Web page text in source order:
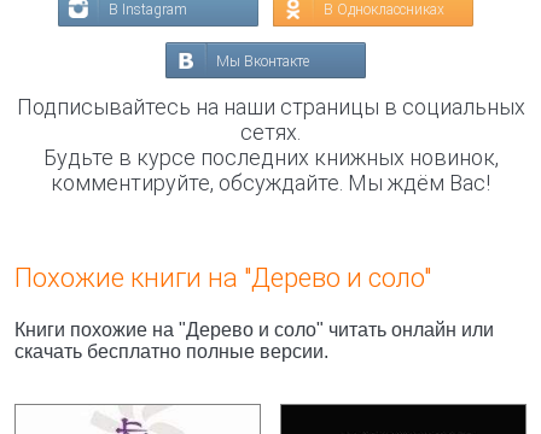
В Instagram В Одноклассниках
Мы Вконтакте
Подписывайтесь на наши страницы в социальных
сетях.
Будьте в курсе последних книжных новинок,
комментируйте, обсуждайте. Мы ждём Вас!
Похожие книги на "Дерево и соло"
Книги похожие на "Дерево и соло" читать онлайн или
скачать бесплатно полные версии.